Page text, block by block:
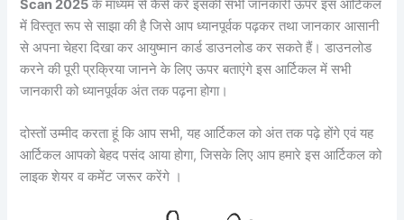
Scan 2025 के माध्यम से कैसे करें इसकी सभी जानकारी ऊपर इस आर्टिकल
में विस्तृत रूप से साझा की है जिसे आप ध्यानपूर्वक पढ़कर तथा जानकार आसानी
से अपना चेहरा दिखा कर आयुष्मान कार्ड डाउनलोड कर सकते हैं। डाउनलोड
करने की पूरी प्रक्रिया जानने के लिए ऊपर बताएंगे इस आर्टिकल में सभी
जानकारी को ध्यानपूर्वक अंत तक पढ़ना होगा।
दोस्तों उम्मीद करता हूं कि आप सभी, यह आर्टिकल को अंत तक पढ़े होंगे एवं यह
आर्टिकल आपको बेहद पसंद आया होगा, जिसके लिए आप हमारे इस आर्टिकल को
लाइक शेयर व कमेंट जरूर करेंगे ।